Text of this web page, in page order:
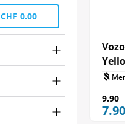
CHF 0.00
7.90
9.90